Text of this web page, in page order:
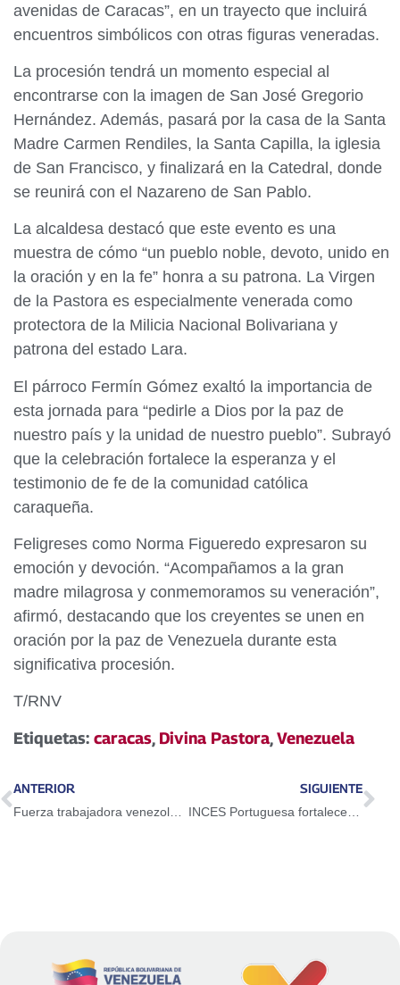
avenidas de Caracas”, en un trayecto que incluirá
encuentros simbólicos con otras figuras veneradas.
La procesión tendrá un momento especial al
encontrarse con la imagen de San José Gregorio
Hernández. Además, pasará por la casa de la Santa
Madre Carmen Rendiles, la Santa Capilla, la iglesia
de San Francisco, y finalizará en la Catedral, donde
se reunirá con el Nazareno de San Pablo.
La alcaldesa destacó que este evento es una
muestra de cómo “un pueblo noble, devoto, unido en
la oración y en la fe” honra a su patrona. La Virgen
de la Pastora es especialmente venerada como
protectora de la Milicia Nacional Bolivariana y
patrona del estado Lara.
El párroco Fermín Gómez exaltó la importancia de
esta jornada para “pedirle a Dios por la paz de
nuestro país y la unidad de nuestro pueblo”. Subrayó
que la celebración fortalece la esperanza y el
testimonio de fe de la comunidad católica
caraqueña.
Feligreses como Norma Figueredo expresaron su
emoción y devoción. “Acompañamos a la gran
madre milagrosa y conmemoramos su veneración”,
afirmó, destacando que los creyentes se unen en
oración por la paz de Venezuela durante esta
significativa procesión.
T/RNV
Etiquetas: caracas, Divina Pastora,Venezuela
ANTERIOR SIGUIENTE